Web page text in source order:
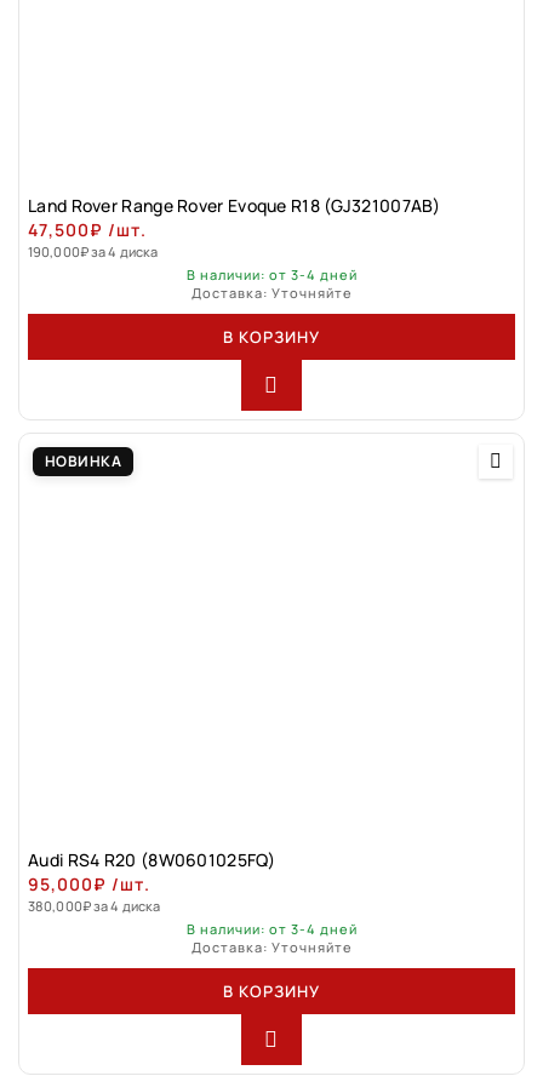
Land Rovеr Rаngе Rоver Evоque R18 (GJ321007АВ)
47,500₽ /шт.
190,000₽за 4 диска
В наличии: от 3-4 дней
Доставка: Уточняйте
В КОРЗИНУ
НОВИНКА
Audi RS4 R20 (8W0601025FQ)
95,000₽ /шт.
380,000₽за 4 диска
В наличии: от 3-4 дней
Доставка: Уточняйте
В КОРЗИНУ